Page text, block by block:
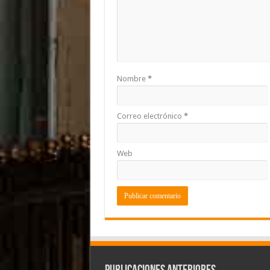
Nombre *
Correo electrónico *
Web